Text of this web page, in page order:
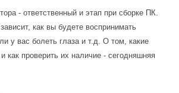
- ответственный и этап при сборке ПК.
как вы будете воспринимать
у вас болеть глаза и т.д. О том, какие
как проверить их наличие - сегодняшняя